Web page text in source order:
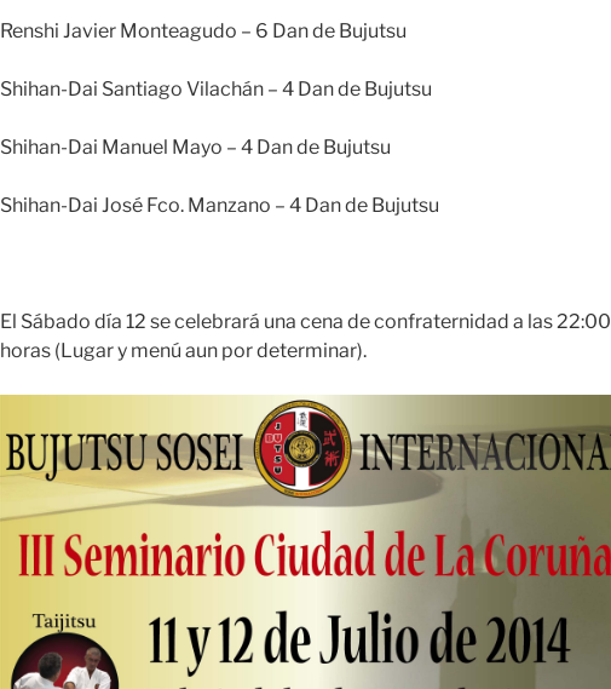
Renshi Javier Monteagudo – 6 Dan de Bujutsu
Shihan-Dai Santiago Vilachán – 4 Dan de Bujutsu
Shihan-Dai Manuel Mayo – 4 Dan de Bujutsu
Shihan-Dai José Fco. Manzano – 4 Dan de Bujutsu
El Sábado día 12 se celebrará una cena de confraternidad a las 22:00
horas (Lugar y menú aun por determinar).